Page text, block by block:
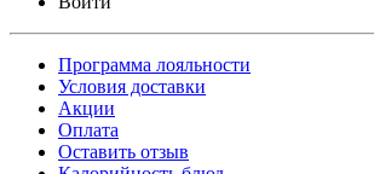
Программа лояльности
Условия доставки
Акции
Оплата
Оставить отзыв